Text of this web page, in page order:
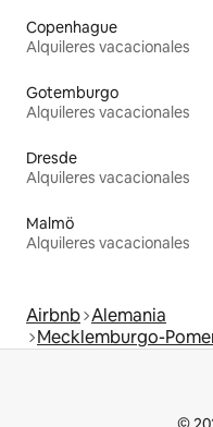
Copenhague
Alquileres vacacionales
Gotemburgo
Alquileres vacacionales
Dresde
Alquileres vacacionales
Malmö
Alquileres vacacionales
Airbnb Alemania
Mecklemburgo-